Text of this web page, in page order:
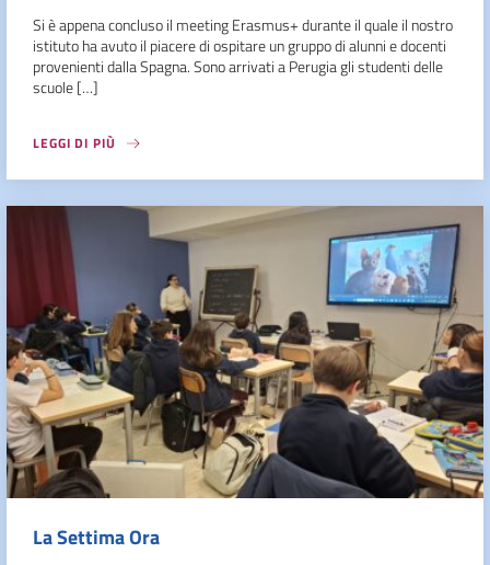
Si è appena concluso il meeting Erasmus+ durante il quale il nostro
istituto ha avuto il piacere di ospitare un gruppo di alunni e docenti
provenienti dalla Spagna. Sono arrivati a Perugia gli studenti delle
scuole […]
LEGGI DI PIÙ
La Settima Ora